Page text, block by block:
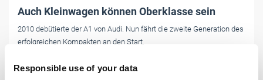
Responsible use of your data
Auch Kleinwagen können Oberklasse sein
2010 debütierte der A1 von Audi. Nun fährt die zweite Generation des
erfolgreichen Kompakten an den Start.